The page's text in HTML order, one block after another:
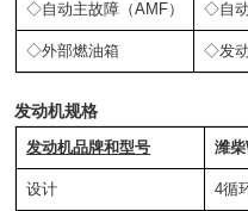
◇自动主故障（AMF） ◇自动
◇外部燃油箱 ◇发动
发动机规格
发动机品牌和型号 潍
设计 4循